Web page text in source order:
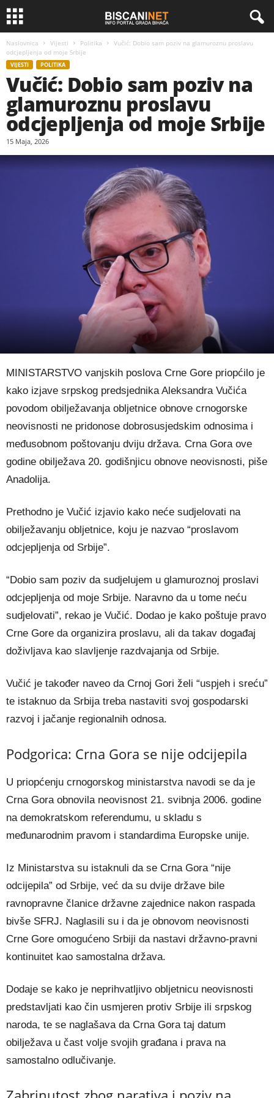
Naslovnica Vijesti Politika
Vučić: Dobio sam poziv na glamuroznu proslavu
odcjepljenja od moje Srbije
VIJESTI POLITIKA
Vučić: Dobio sam poziv na
glamuroznu proslavu
odcjepljenja od moje Srbije
15 Maja, 2026
MINISTARSTVO vanjskih poslova Crne Gore priopćilo je
kako izjave srpskog predsjednika Aleksandra Vučića
povodom obilježavanja obljetnice obnove crnogorske
neovisnosti ne pridonose dobrosusjedskim odnosima i
međusobnom poštovanju dviju država. Crna Gora ove
godine obilježava 20. godišnjicu obnove neovisnosti, piše
Anadolija.
Prethodno je Vučić izjavio kako neće sudjelovati na
obilježavanju obljetnice, koju je nazvao “proslavom
odcjepljenja od Srbije”.
“Dobio sam poziv da sudjelujem u glamuroznoj proslavi
odcjepljenja od moje Srbije. Naravno da u tome neću
sudjelovati”, rekao je Vučić. Dodao je kako poštuje pravo
Crne Gore da organizira proslavu, ali da takav događaj
doživljava kao slavljenje razdvajanja od Srbije.
Vučić je također naveo da Crnoj Gori želi “uspjeh i sreću”
te istaknuo da Srbija treba nastaviti svoj gospodarski
razvoj i jačanje regionalnih odnosa.
Podgorica: Crna Gora se nije odcijepila
U priopćenju crnogorskog ministarstva navodi se da je
Crna Gora obnovila neovisnost 21. svibnja 2006. godine
na demokratskom referendumu, u skladu s
međunarodnim pravom i standardima Europske unije.
Iz Ministarstva su istaknuli da se Crna Gora “nije
odcijepila” od Srbije, već da su dvije države bile
ravnopravne članice državne zajednice nakon raspada
bivše SFRJ. Naglasili su i da je obnovom neovisnosti
Crne Gore omogućeno Srbiji da nastavi državno-pravni
kontinuitet kao samostalna država.
Dodaje se kako je neprihvatljivo obljetnicu neovisnosti
predstavljati kao čin usmjeren protiv Srbije ili srpskog
naroda, te se naglašava da Crna Gora taj datum
obilježava u čast volje svojih građana i prava na
samostalno odlučivanje.